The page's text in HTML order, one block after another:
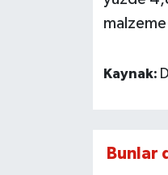
Kaynak:
Bunlar